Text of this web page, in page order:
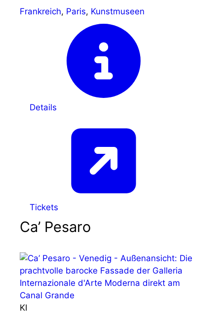
Frankreich, Paris, Kunstmuseen
Details
Tickets
Ca’ Pesaro
KI